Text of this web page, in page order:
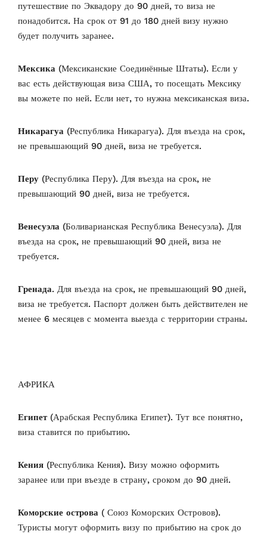
путешествие по Эквадору до 90 дней, то виза не
понадобится. На срок от 91 до 180 дней визу нужно
будет получить заранее.
Мексика (Мексиканские Соединённые Штаты). Если у
вас есть действующая виза США, то посещать Мексику
вы можете по ней. Если нет, то нужна мексиканская виза.
Никарагуа (Республика Никарагуа). Для въезда на срок,
не превышающий 90 дней, виза не требуется.
Перу (Республика Перу). Для въезда на срок, не
превышающий 90 дней, виза не требуется.
Венесуэла (Боливарианская Республика Венесуэла). Для
въезда на срок, не превышающий 90 дней, виза не
требуется.
Гренада. Для въезда на срок, не превышающий 90 дней,
виза не требуется. Паспорт должен быть действителен не
менее 6 месяцев с момента выезда с территории страны.
АФРИКА
Египет(Арабская Республика Египет). Тут все понятно,
виза ставится по прибытию.
Кения (Республика Кения). Визу можно оформить
заранее или при въезде в страну, сроком до 90 дней.
Коморские острова ( Союз Коморских Островов).
Туристы могут оформить визу по прибытию на срок до